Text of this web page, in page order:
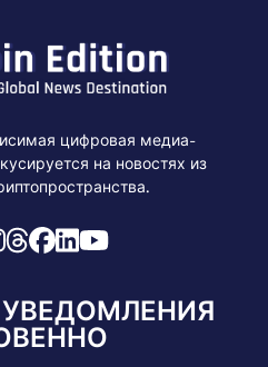
цифровая медиа-
на новостях из